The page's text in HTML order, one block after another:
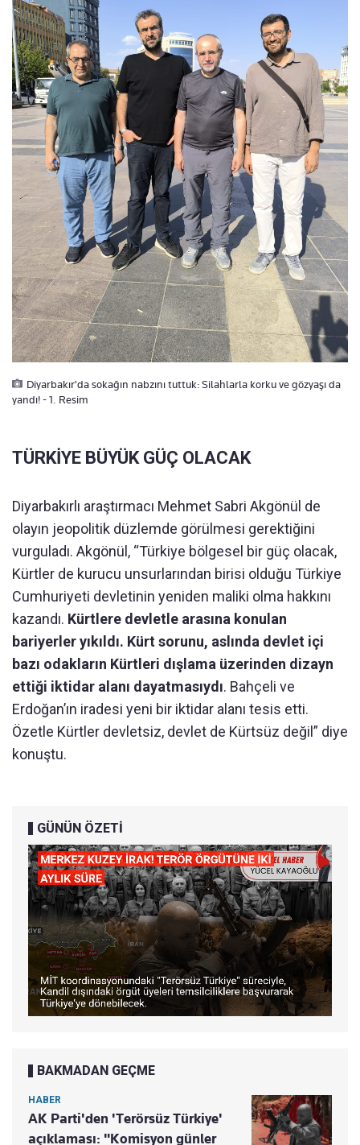
Diyarbakır'da sokağın nabzını tuttuk: Silahlarla korku ve gözyaşı da
yandı! - 1. Resim
TÜRKİYE BÜYÜK GÜÇ OLACAK
Diyarbakırlı araştırmacı Mehmet Sabri Akgönül de
olayın jeopolitik düzlemde görülmesi gerektiğini
vurguladı. Akgönül, “Türkiye bölgesel bir güç olacak,
Kürtler de kurucu unsurlarından birisi olduğu Türkiye
Cumhuriyeti devletinin yeniden maliki olma hakkını
kazandı. Kürtlere devletle arasına konulan
bariyerler yıkıldı. Kürt sorunu, aslında devlet içi
bazı odakların Kürtleri dışlama üzerinden dizayn
ettiği iktidar alanı dayatmasıydı. Bahçeli ve
Erdoğan’ın iradesi yeni bir iktidar alanı tesis etti.
Özetle Kürtler devletsiz, devlet de Kürtsüz değil” diye
konuştu.
GÜNÜN ÖZETİ
BAKMADAN GEÇME
HABER
AK Parti'den 'Terörsüz Türkiye'
açıklaması: "Komisyon günler